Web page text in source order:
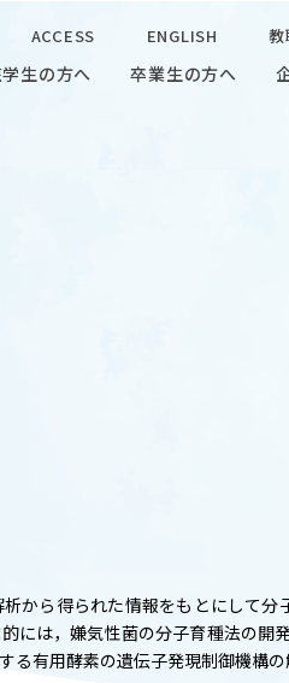
ACCESS ENGLISH 教
生の方へ 卒業生の方へ
入試情報
CAMPUS LIFE
から得られた情報をもとにして分
には，嫌気性菌の分子育種法の開
る有用酵素の遺伝子発現制御機構